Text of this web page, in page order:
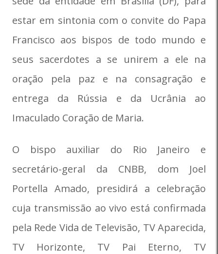
estar em sintonia com o convite do Papa
Francisco aos bispos de todo mundo e
seus sacerdotes a se unirem a ele na
oração pela paz e na consagração e
entrega da Rússia e da Ucrânia ao
Imaculado Coração de Maria.
O bispo auxiliar do Rio Janeiro e
secretário-geral da CNBB, dom Joel
Portella Amado, presidirá a celebração
cuja transmissão ao vivo está confirmada
pela Rede Vida de Televisão, TV Aparecida,
TV Horizonte, TV Pai Eterno, TV